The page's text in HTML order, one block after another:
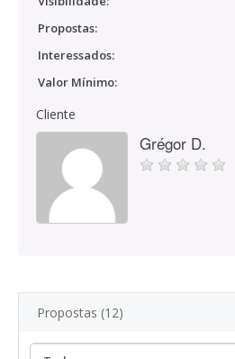
Propostas:
Interessados:
Valor Mínimo:
Cliente
Grégor D.
Propostas (12)